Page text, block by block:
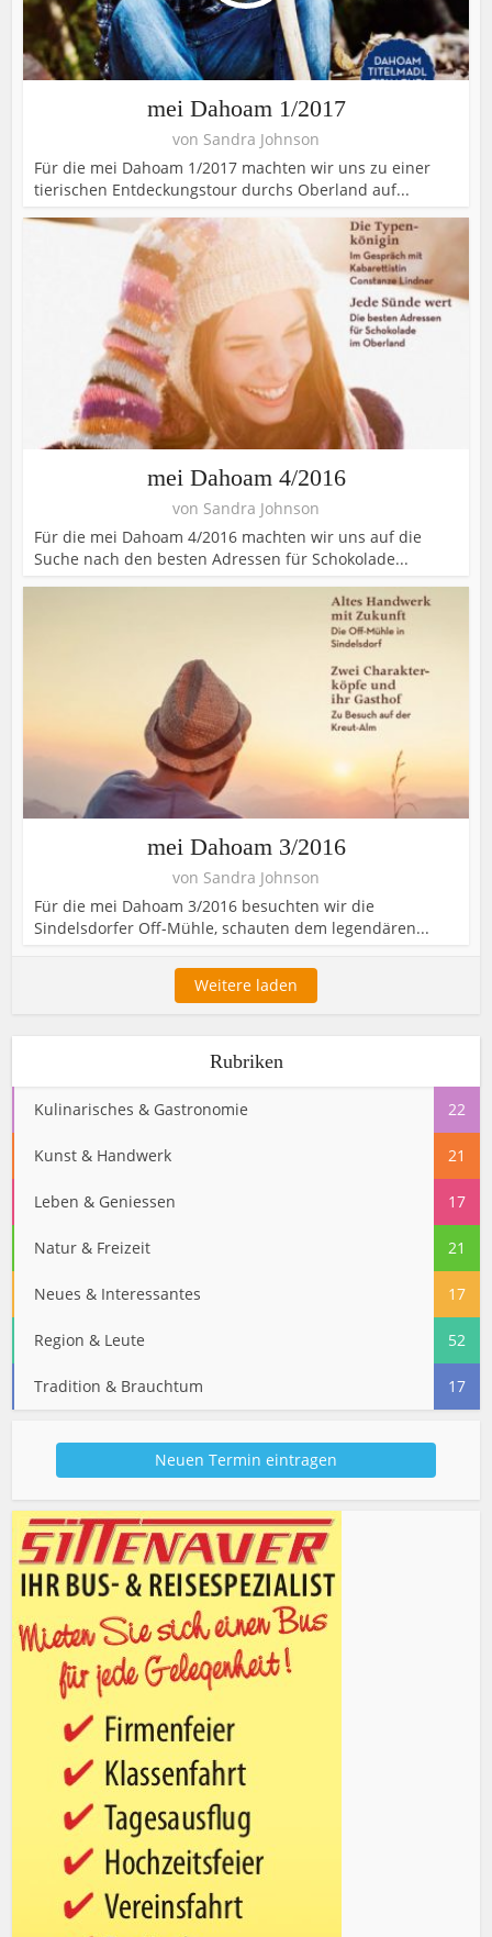
mei Dahoam 1/2017
von Sandra Johnson
Für die mei Dahoam 1/2017 machten wir uns zu einer
tierischen Entdeckungstour durchs Oberland auf...
mei Dahoam 4/2016
von Sandra Johnson
Für die mei Dahoam 4/2016 machten wir uns auf die
Suche nach den besten Adressen für Schokolade...
mei Dahoam 3/2016
von Sandra Johnson
Für die mei Dahoam 3/2016 besuchten wir die
Sindelsdorfer Off-Mühle, schauten dem legendären...
Weitere laden
Rubriken
Kulinarisches & Gastronomie 22
Kunst & Handwerk 21
Leben & Geniessen 17
Natur & Freizeit 21
Neues & Interessantes 17
Region & Leute 52
Tradition & Brauchtum 17
Neuen Termin eintragen